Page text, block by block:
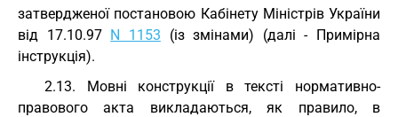
затвердженої постановою Кабінету Міністрів України
від 17.10.97 N 1153 (із змінами) (далі - Примірна
інструкція).
2.13. Мовні конструкції в тексті нормативно-
правового акта викладаються, як правило, в